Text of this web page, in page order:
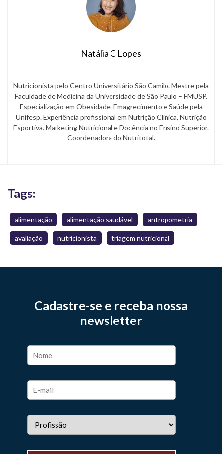
Natália C Lopes
Nutricionista pelo Centro Universitário São Camilo. Mestre pela
Faculdade de Medicina da Universidade de São Paulo – FMUSP.
Especialização em Obesidade, Emagrecimento e Saúde pela
Unifesp. Experiência profissional em Nutrição Clínica, Nutrição
Esportiva, Marketing Nutricional e Docência no Ensino Superior.
Coordenadora do Nutritotal.
Tags:
alimentação alimentação saudável antropometria
avaliação nutricionista triagem nutricional
Cadastre-se e receba nossa
newsletter